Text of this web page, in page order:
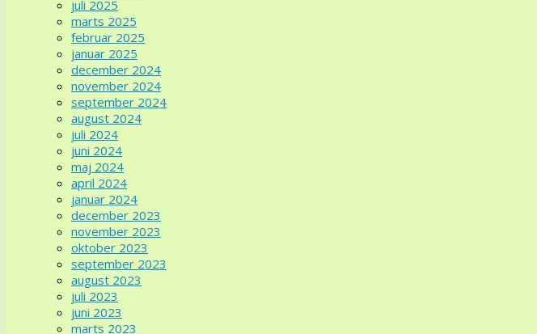
juli 2025
marts 2025
februar 2025
januar 2025
december 2024
november 2024
september 2024
august 2024
juli 2024
juni 2024
maj 2024
april 2024
januar 2024
december 2023
november 2023
oktober 2023
september 2023
august 2023
juli 2023
juni 2023
marts 2023